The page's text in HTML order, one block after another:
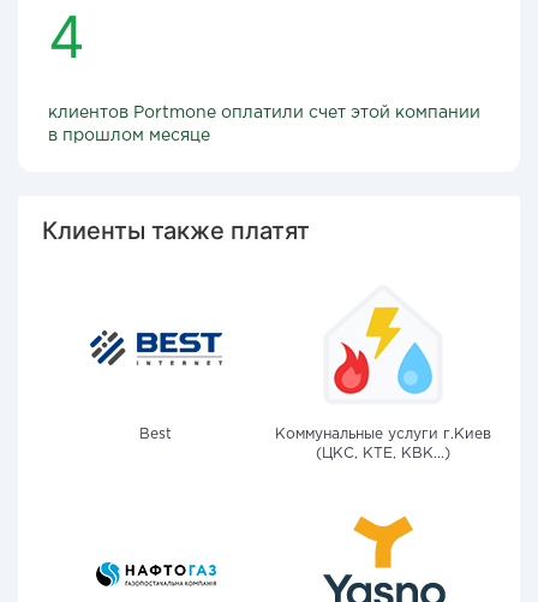
4
клиентов Portmone оплатили счет этой компании
в прошлом месяце
Клиенты также платят
Best
Коммунальные услуги г.Киев
(ЦКС, КТЕ, КВК...)